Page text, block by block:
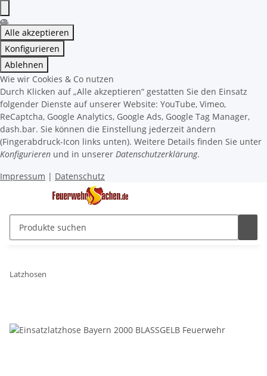
Alle akzeptieren
Konfigurieren
Ablehnen
Wie wir Cookies & Co nutzen
Durch Klicken auf „Alle akzeptieren“ gestatten Sie den Einsatz
folgender Dienste auf unserer Website: YouTube, Vimeo,
ReCaptcha, Google Analytics, Google Ads, Google Tag Manager,
dash.bar. Sie können die Einstellung jederzeit ändern
(Fingerabdruck-Icon links unten). Weitere Details finden Sie unter
Konfigurieren und in unserer Datenschutzerklärung.
Impressum | Datenschutz
Latzhosen